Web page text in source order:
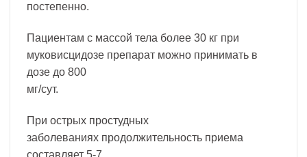
постепенно.
Пациентам с массой тела более 30 кг при
муковисцидозе препарат можно принимать в
дозе до 800
мг/сут.
При острых простудных
заболеваниях продолжительность приема
составляет 5-7